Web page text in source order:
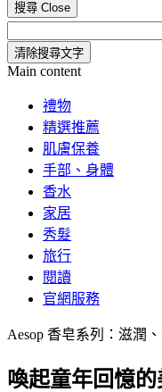
搜尋 Close
清除搜尋文字
Main content
禮物
精選推薦
肌膚保養
手部、身體
香水
家居
秀髮
旅行
閱讀
官網服務
Aesop 香皂系列：滋潤
喚起童年回憶